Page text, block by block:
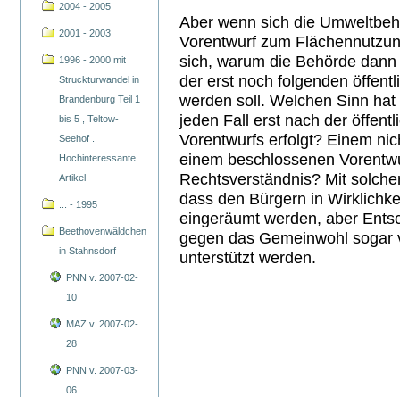
2004 - 2005
2001 - 2003
1996 - 2000 mit
Struckturwandel in
Brandenburg Teil 1
bis 5 , Teltow-
Seehof .
Hochinteressante
Artikel
... - 1995
Beethovenwäldchen
in Stahnsdorf
PNN v. 2007-02-
10
MAZ v. 2007-02-
28
PNN v. 2007-03-
06
Aber wenn sich die
Vorentwurf zum
sich, warum die Behörde
der erst noch folgenden
werden soll. Welchen Sinn
jeden Fall erst nach der
Vorentwurfs erfolgt? Einem
einem beschlossenen
Rechtsverständnis? Mit
dass den Bürgern in
eingeräumt werden, aber
gegen das Gemeinwohl
unterstützt werden.